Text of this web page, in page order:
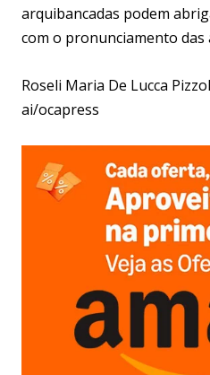
arquibancadas podem
com o pronunciamento das
Roseli Maria De Lucca
ai/ocapress